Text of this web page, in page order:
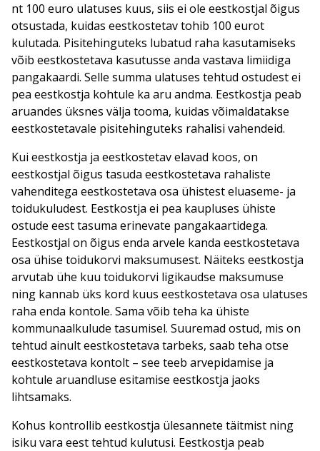
nt 100 euro ulatuses kuus, siis ei ole eestkostjal õigus
otsustada, kuidas eestkostetav tohib 100 eurot
kulutada. Pisitehinguteks lubatud raha kasutamiseks
võib eestkostetava kasutusse anda vastava limiidiga
pangakaardi. Selle summa ulatuses tehtud ostudest ei
pea eestkostja kohtule ka aru andma. Eestkostja peab
aruandes üksnes välja tooma, kuidas võimaldatakse
eestkostetavale pisitehinguteks rahalisi vahendeid.
Kui eestkostja ja eestkostetav elavad koos, on
eestkostjal õigus tasuda eestkostetava rahaliste
vahenditega eestkostetava osa ühistest eluaseme- ja
toidukuludest. Eestkostja ei pea kaupluses ühiste
ostude eest tasuma erinevate pangakaartidega.
Eestkostjal on õigus enda arvele kanda eestkostetava
osa ühise toidukorvi maksumusest. Näiteks eestkostja
arvutab ühe kuu toidukorvi ligikaudse maksumuse
ning kannab üks kord kuus eestkostetava osa ulatuses
raha enda kontole. Sama võib teha ka ühiste
kommunaalkulude tasumisel. Suuremad ostud, mis on
tehtud ainult eestkostetava tarbeks, saab teha otse
eestkostetava kontolt – see teeb arvepidamise ja
kohtule aruandluse esitamise eestkostja jaoks
lihtsamaks.
Kohus kontrollib eestkostja ülesannete täitmist ning
isiku vara eest tehtud kulutusi. Eestkostja peab